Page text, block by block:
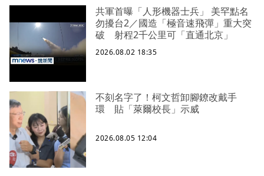
共軍首曝「人形機器士兵」 美罕點名
勿擾台2／國造「極音速飛彈」重大突
破 射程2千公里可「直通北京」
2026.08.02 18:35
不刻名字了！柯文哲卸腳鐐改戴手
環 貼「萊爾校長」示威
2026.08.05 12:04